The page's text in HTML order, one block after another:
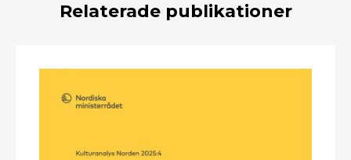
Relaterade publikationer